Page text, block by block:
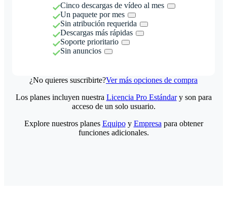
Cinco descargas de vídeo al mes
Un paquete por mes
Sin atribución requerida
Descargas más rápidas
Soporte prioritario
Sin anuncios
¿No quieres suscribirte?Ver más opciones de compra
Los planes incluyen nuestra Licencia Pro Estándary son para
acceso de un solo usuario.
Explore nuestros planes Equipoy Empresa para obtener
funciones adicionales.